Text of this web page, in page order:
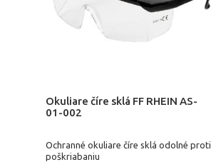
Okuliare číre sklá FF RHEIN AS-
01-002
Ochranné okuliare číre sklá odolné proti
poškriabaniu